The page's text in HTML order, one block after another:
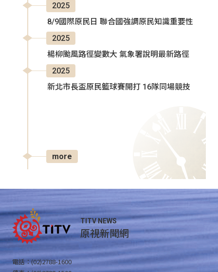
2025
8/9國際原民日 聯合國強調原民知識重要性
2025
楊柳颱風路徑變數大 氣象署說明最新路徑
2025
新北市長盃原民籃球賽開打 16隊同場競技
more
TITV NEWS
原視新聞網
電話：(02)2788-1600